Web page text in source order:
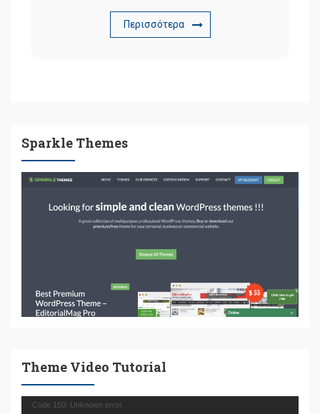
Περισσότερα
Sparkle Themes
Theme Video Tutorial
Πρόγραμμα
Code 150: Unknown error.